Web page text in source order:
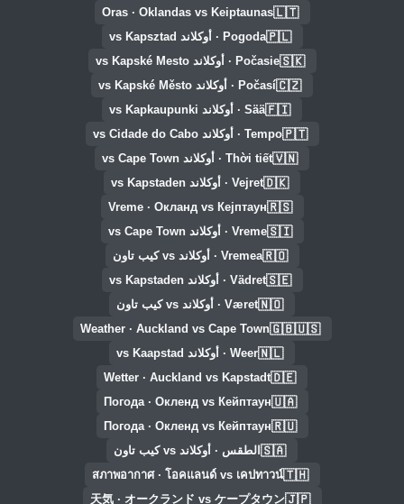
🇱🇹
Oras · Oklandas vs Keiptaunas
🇵🇱Pogoda · أوكلاند vs Kapsztad
🇸🇰Počasie · أوكلاند vs Kapské Mesto
🇨🇿Počasí · أوكلاند vs Kapské Město
🇫🇮Sää · أوكلاند vs Kapkaupunki
🇵🇹Tempo · أوكلاند vs Cidade do Cabo
🇻🇳Thời tiết · أوكلاند vs Cape Town
🇩🇰Vejret · أوكلاند vs Kapstaden
🇷🇸
Vreme · Окланд vs Кејптаун
🇸🇮Vreme · أوكلاند vs Cape Town
🇷🇴Vremea · أوكلاند vs كيب تاون
🇸🇪Vädret · أوكلاند vs Kapstaden
🇳🇴Været · أوكلاند vs كيب تاون
🇬🇧🇺🇸
Weather · Auckland vs Cape Town
🇳🇱Weer · أوكلاند vs Kaapstad
🇩🇪
Wetter · Auckland vs Kapstadt
🇺🇦
Погода · Окленд vs Кейптаун
🇷🇺
Погода · Окленд vs Кейптаун
🇸🇦 الطقس · أوكلاند vs كيب تاون
🇹🇭
สภาพอากาศ · โอคแลนด์ vs เคปทาวน์
🇯🇵
天気 · オークランド vs ケープタウン